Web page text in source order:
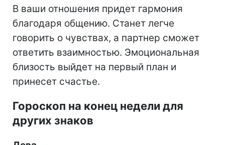
В ваши отношения придет гармония
благодаря общению. Станет легче
говорить о чувствах, а партнер сможет
ответить взаимностью. Эмоциональная
близость выйдет на первый план и
принесет счастье.
Гороскоп на конец недели для
других знаков